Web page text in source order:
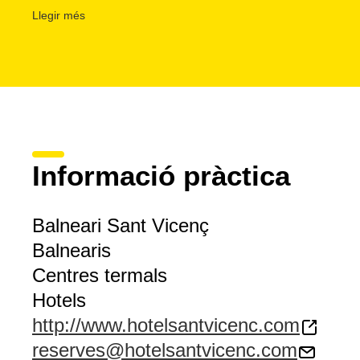
Hi ha moltes activitats per fer a la regió: pesca de la truita
Llegir més
Informació pràctica
Balneari Sant Vicenç
Balnearis
Centres termals
Hotels
http://www.hotelsantvicenc.com
reserves@hotelsantvicenc.com